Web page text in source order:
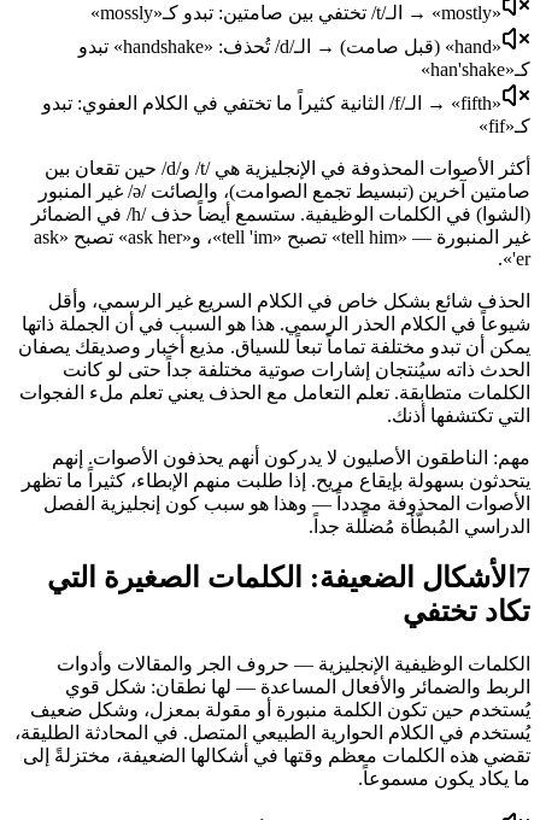
«mostly» → الـ/t/ تختفي بين صامتين: تبدو كـ«mossly»
«hand» (قبل صامت) → الـ/d/ تُحذف: «handshake» تبدو
كـ«han'shake»
«fifth» → الـ/f/ الثانية كثيراً ما تختفي في الكلام العفوي: تبدو
كـ«fif»
أكثر الأصوات المحذوفة في الإنجليزية هي /t/ و/d/ حين تقعان بين
صامتين آخرين (تبسيط تجمع الصوامت)، والصائت /ə/ غير المنبور
(الشوا) في الكلمات الوظيفية. ستسمع أيضاً حذف /h/ في الضمائر
غير المنبورة — «tell him» تصبح «tell 'im»، و«ask her» تصبح «ask
'er».
الحذف شائع بشكل خاص في الكلام السريع غير الرسمي، وأقل
شيوعاً في الكلام الحذر الرسمي. هذا هو السبب في أن الجملة ذاتها
يمكن أن تبدو مختلفة تماماً تبعاً للسياق. مذيع أخبار وصديقك يصفان
الحدث ذاته سيُنتجان إشارات صوتية مختلفة جداً حتى لو كانت
الكلمات متطابقة. تعلم التعامل مع الحذف يعني تعلم ملء الفجوات
التي تكتشفها أذنك.
مهم: الناطقون الأصليون لا يدركون أنهم يحذفون الأصوات. إنهم
يتحدثون بسهولة بإيقاع مريح. إذا طلبت منهم الإبطاء، كثيراً ما تظهر
الأصوات المحذوفة مجدداً — وهذا هو سبب كون إنجليزية الفصل
الدراسي المُبطّأة مُضلِّلة جداً.
7 الأشكال الضعيفة: الكلمات الصغيرة التي
تكاد تختفي
الكلمات الوظيفية الإنجليزية — حروف الجر والمقالات وأدوات
الربط والضمائر والأفعال المساعدة — لها نطقان: شكل قوي
يُستخدم حين تكون الكلمة منبورة أو مقولة بمعزل، وشكل ضعيف
يُستخدم في الكلام الحوارية الطبيعي المتصل. في المحادثة الطليقة،
تقضي هذه الكلمات معظم وقتها في أشكالها الضعيفة، مختزلةً إلى
ما يكاد يكون مسموعاً.